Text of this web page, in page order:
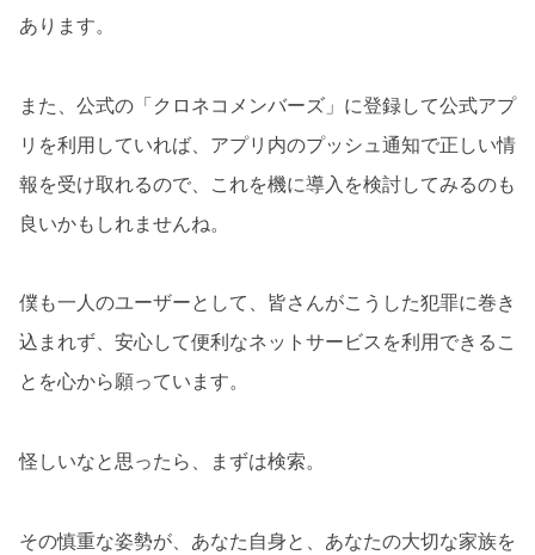
あります。
また、公式の「クロネコメンバーズ」に登録して公式アプ
リを利用していれば、アプリ内のプッシュ通知で正しい情
報を受け取れるので、これを機に導入を検討してみるのも
良いかもしれませんね。
僕も一人のユーザーとして、皆さんがこうした犯罪に巻き
込まれず、安心して便利なネットサービスを利用できるこ
とを心から願っています。
怪しいなと思ったら、まずは検索。
その慎重な姿勢が、あなた自身と、あなたの大切な家族を